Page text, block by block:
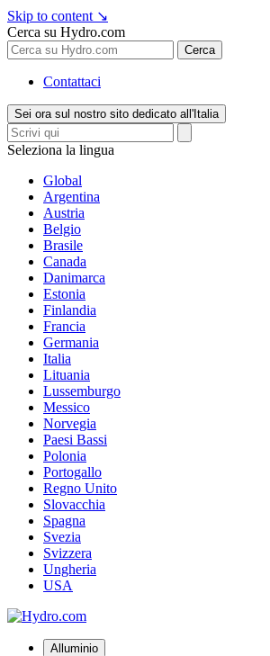
Skip to content ↘
Cerca su Hydro.com
Cerca
Contattaci
Sei ora sul nostro sito dedicato all'Italia
Seleziona la lingua
Global
Argentina
Austria
Belgio
Brasile
Canada
Danimarca
Estonia
Finlandia
Francia
Germania
Italia
Lituania
Lussemburgo
Messico
Norvegia
Paesi Bassi
Polonia
Portogallo
Regno Unito
Slovacchia
Spagna
Svezia
Svizzera
Ungheria
USA
Alluminio